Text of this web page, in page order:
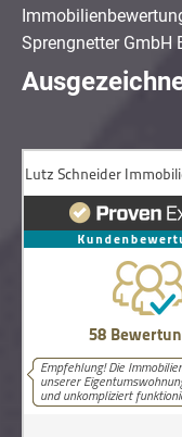
Sprengnetter GmbH